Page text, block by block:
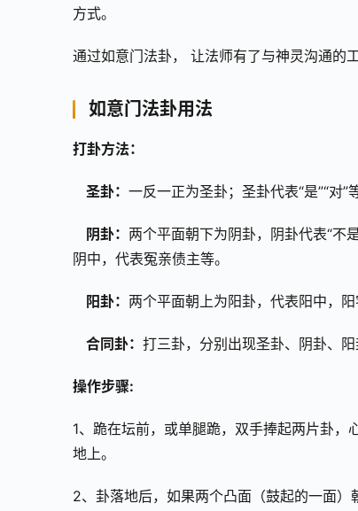
方式。
通过如意门法卦， 让法师有了与神灵沟通的
如意门法卦用法
打卦方法：
圣卦： 一反一正为圣卦；圣卦代表“是”“对
阴卦： 两个平面朝下为阴卦，阴卦代表“不
阴中，代表冤亲债主等。
阳卦： 两个平面朝上为阳卦，代表阳中，
合同卦： 打三卦，分别出现圣卦、阴卦、阳
操作步骤:
1、跪在坛前，或单腿跪，双手捧起两片卦
地上。
2、卦落地后，如果两个凸面（鼓起的一面